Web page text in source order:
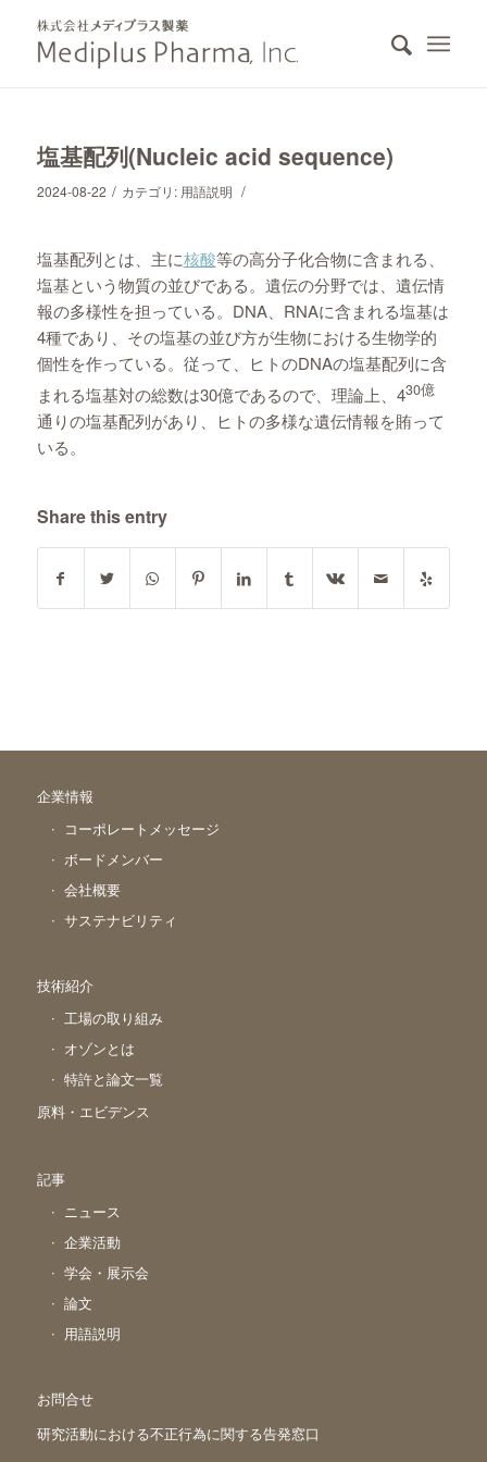
塩基配列(Nucleic acid sequence)
2024-08-22 / カテゴリ: 用語説明 /
塩基配列とは、主に核酸等の高分子化合物に含まれる、
塩基という物質の並びである。遺伝の分野では、遺伝情
報の多様性を担っている。DNA、RNAに含まれる塩基は
4種であり、その塩基の並び方が生物における生物学的
個性を作っている。従って、ヒトのDNAの塩基配列に含
まれる塩基対の総数は30億であるので、理論上、430億
通りの塩基配列があり、ヒトの多様な遺伝情報を賄って
いる。
Share this entry
企業情報
コーポレートメッセージ
ボードメンバー
会社概要
サステナビリティ
技術紹介
工場の取り組み
オゾンとは
特許と論文一覧
原料・エビデンス
記事
ニュース
企業活動
学会・展示会
論文
用語説明
お問合せ
研究活動における不正行為に関する告発窓口